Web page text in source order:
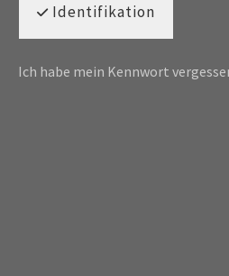
Identifikation
Ich habe mein Kennwort